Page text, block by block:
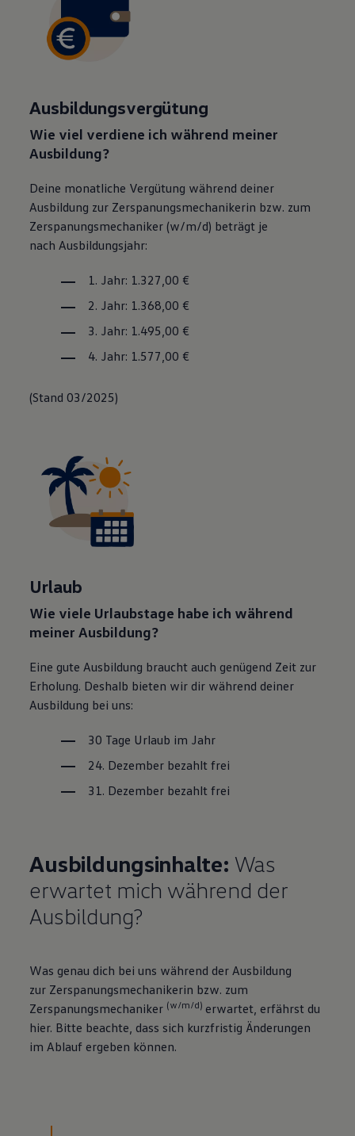
Ausbildungsvergütung
Wie viel verdiene ich während meiner
Ausbildung?
Deine monatliche Vergütung während deiner
Ausbildung zur Zerspanungsmechanikerin bzw. zum
Zerspanungs­mechaniker (w/m/d) beträgt je
nach Ausbildungsjahr:
1. Jahr: 1.327,00 €
2. Jahr: 1.368,00 €
3. Jahr: 1.495,00 €
4. Jahr: 1.577,00 €
(Stand 03/2025)
Urlaub
Wie viele Urlaubstage habe ich während
meiner Ausbildung?
Eine gute Ausbildung braucht auch genügend Zeit zur
Erholung. Deshalb bieten wir dir während deiner
Ausbildung bei uns:
30 Tage Urlaub im Jahr
24. Dezember bezahlt frei
31. Dezember bezahlt frei
Ausbildungsinhalte: Was
erwartet mich während der
Ausbildung?
Was genau dich bei uns während der Ausbildung
zur Zerspanungsmechanikerin bzw. zum
Zerspanungs­mechaniker (w/m/d) erwartet, erfährst du
hier. Bitte beachte, dass sich kurzfristig Änderungen
im Ablauf ergeben können.